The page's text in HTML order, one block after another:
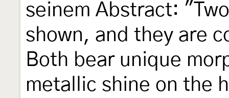
seinem Abstract:
shown, and they are
Both bear unique
metallic shine on the